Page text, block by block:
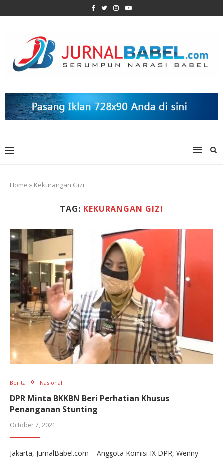
Home » Kekurangan Gizi
TAG: KEKURANGAN GIZI
Berita Nasional
DPR Minta BKKBN Beri Perhatian Khusus
Penanganan Stunting
October 7, 2021
Jakarta, JurnalBabel.com – Anggota Komisi IX DPR, Wenny